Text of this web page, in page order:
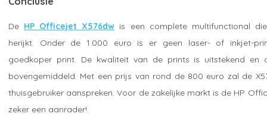
De HP Officejet X576dw is een complete multifunctional
herijkt. Onder de 1.000 euro is er geen laser- of inkjet-
goedkoper print. De kwaliteit van de prints is uitstekend en
bovengemiddeld. Met een prijs van rond de 800 euro zal de
thuisgebruiker aanspreken. Voor de zakelijke markt is de HP
zeker een aanrader!